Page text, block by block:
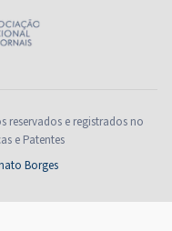
reservados e registrados no
e Patentes
Borges